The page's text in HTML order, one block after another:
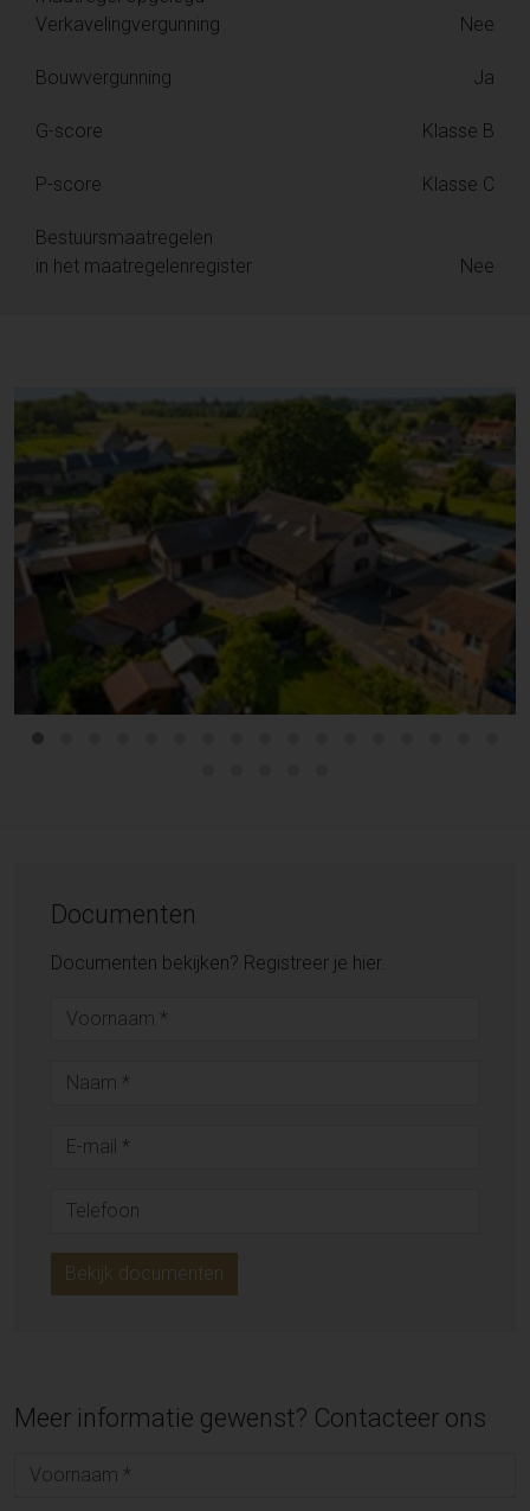
Verkavelingvergunning
Nee
Bouwvergunning Ja
G-score Klasse B
P-score Klasse C
Bestuursmaatregelen
in het maatregelenregister
Nee
Documenten
Documenten bekijken? Registreer je hier.
Bekijk documenten
Meer informatie gewenst? Contacteer ons